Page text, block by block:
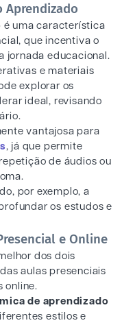
Aprendizado
é uma característica
que incentiva o
jornada educacional.
e materiais
explorar os
ideal, revisando
vantajosa para
, já que permite
de áudios ou
por exemplo, a
os estudos e
e Online
dos dois
aulas presenciais
online.
de aprendizado
estilos e